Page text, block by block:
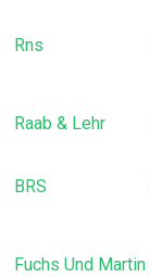
Rns
Raab & Lehr
BRS
Fuchs Und Martin